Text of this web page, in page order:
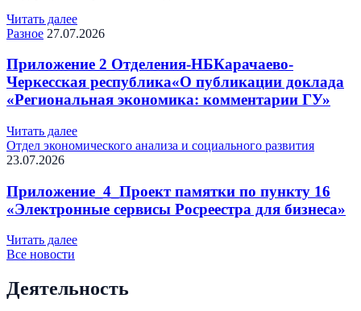
Читать далее
Разное 27.07.2026
Приложение 2 Отделения-НБКарачаево-
Черкесская республика«О публикации доклада
«Региональная экономика: комментарии ГУ»
Читать далее
Отдел экономического анализа и социального развития
23.07.2026
Приложение_4_Проект памятки по пункту 16
«Электронные сервисы Росреестра для бизнеса»
Читать далее
Все новости
Деятельность